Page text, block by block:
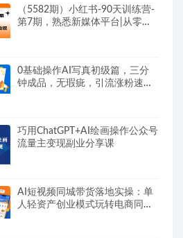
（5582期）小红书-90天训练营-
第7期，熟悉新媒体平台|从零到
0基础操作AI写真初级篇，三分
钟成品，无瑕疵，引流涨粉速成
巧用ChatGPT+AI绘画操作公众号
流量主变现副业分享课
AI短视频同城带货落地实操：单
人轻资产创业模式玩转电商同城